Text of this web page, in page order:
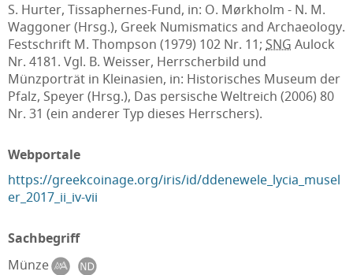
S. Hurter, Tissaphernes-Fund, in: O. Mørkholm - N. M.
Waggoner (Hrsg.), Greek Numismatics and Archaeology.
Festschrift M. Thompson (1979) 102 Nr. 11; SNG Aulock
Nr. 4181. Vgl. B. Weisser, Herrscherbild und
Münzporträt in Kleinasien, in: Historisches Museum der
Pfalz, Speyer (Hrsg.), Das persische Weltreich (2006) 80
Nr. 31 (ein anderer Typ dieses Herrschers).
Webportale
https://greekcoinage.org/iris/id/ddenewele_lycia_musel
er_2017_ii_iv-vii
Sachbegriff
Münze